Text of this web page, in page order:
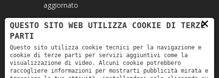
aggiornato
Ho letto l'informativa e autorizzo il
trattamento dei miei dati personali per le
finalità ivi indicate *
×
QUESTO SITO WEB UTILIZZA COOKIE DI TERZE
PARTI
Questo sito utilizza cookie tecnici per la navigazione e
cookie di terze parti per servizi aggiuntivi come la
visualizzazione di video. Alcuni cookie potrebbero
raccogliere informazioni per mostrarti pubblicità mirata e